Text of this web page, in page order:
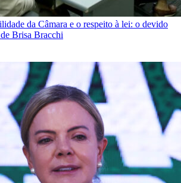
da Câmara e o respeito à lei: o devido
Brisa Bracchi